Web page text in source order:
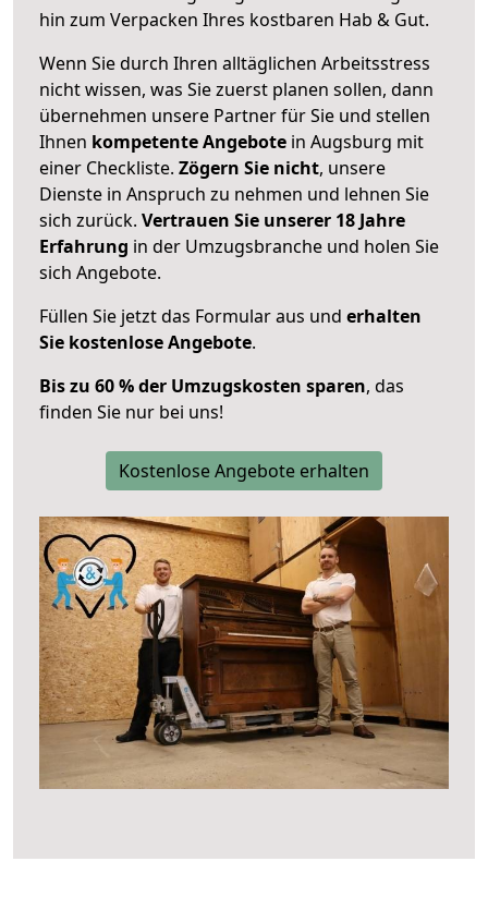
hin zum Verpacken Ihres kostbaren Hab & Gut.
Wenn Sie durch Ihren alltäglichen Arbeitsstress
nicht wissen, was Sie zuerst planen sollen, dann
übernehmen unsere Partner für Sie und stellen
Ihnen kompetente Angebote in Augsburg mit
einer Checkliste. Zögern Sie nicht, unsere
Dienste in Anspruch zu nehmen und lehnen Sie
sich zurück. Vertrauen Sie unserer 18 Jahre
Erfahrung in der Umzugsbranche und holen Sie
sich Angebote.
Füllen Sie jetzt das Formular aus und erhalten
Sie kostenlose Angebote.
Bis zu 60 % der Umzugskosten sparen, das
finden Sie nur bei uns!
Kostenlose Angebote erhalten